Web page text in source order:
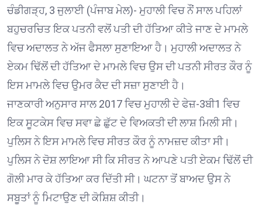
ਚੰਡੀਗੜ੍ਹ, 3 ਜੁਲਾਈ (ਪੰਜਾਬ ਮੇਲ)- ਮੁਹਾਲੀ ਵਿਚ ਨੌਂ ਸਾਲ ਪਹਿਲਾਂ
ਬਹੁਚਰਚਿਤ ਇਕ ਪਤਨੀ ਵਲੋਂ ਪਤੀ ਦੀ ਹੱਤਿਆ ਕੀਤੇ ਜਾਣ ਦੇ ਮਾਮਲੇ
ਵਿਚ ਅਦਾਲਤ ਨੇ ਅੱਜ ਫੈਸਲਾ ਸੁਣਾਇਆ ਹੈ। ਮੁਹਾਲੀ ਅਦਾਲਤ ਨੇ
ਏਕਮ ਢਿੱਲੋਂ ਦੀ ਹੱਤਿਆ ਦੇ ਮਾਮਲੇ ਵਿਚ ਉਸ ਦੀ ਪਤਨੀ ਸੀਰਤ ਕੌਰ ਨੂੰ
ਇਸ ਮਾਮਲੇ ਵਿਚ ਉਮਰ ਕੈਦ ਦੀ ਸਜ਼ਾ ਸੁਣਾਈ ਹੈ।
ਜਾਣਕਾਰੀ ਅਨੁਸਾਰ ਸਾਲ 2017 ਵਿਚ ਮੁਹਾਲੀ ਦੇ ਫੇਜ਼-3ਬੀ1 ਵਿਚ
ਇਕ ਸੂਟਕੇਸ ਵਿਚ ਸਵਾ ਛੇ ਛੁੱਟ ਦੇ ਵਿਅਕਤੀ ਦੀ ਲਾਸ਼ ਮਿਲੀ ਸੀ।
ਪੁਲਿਸ ਨੇ ਇਸ ਮਾਮਲੇ ਵਿਚ ਸੀਰਤ ਕੌਰ ਨੂੰ ਨਾਮਜ਼ਦ ਕੀਤਾ ਸੀ।
ਪੁਲਿਸ ਨੇ ਦੋਸ਼ ਲਾਇਆ ਸੀ ਕਿ ਸੀਰਤ ਨੇ ਆਪਣੇ ਪਤੀ ਏਕਮ ਢਿੱਲੋਂ ਦੀ
ਗੋਲੀ ਮਾਰ ਕੇ ਹੱਤਿਆ ਕਰ ਦਿੱਤੀ ਸੀ। ਘਟਨਾ ਤੋਂ ਬਾਅਦ ਉਸ ਨੇ
ਸਬੂਤਾਂ ਨੂੰ ਮਿਟਾਉਣ ਦੀ ਕੋਸ਼ਿਸ਼ ਕੀਤੀ।